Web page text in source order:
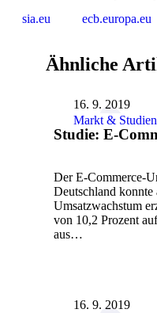
sia.eu
ecb.europa.eu
Ähnliche
16. 9. 2019
Markt & Studien
Studie: E-
Der E-Commerce-
Deutschland
Umsatzwachstum
von 10,2 Prozent
aus…
16. 9. 2019